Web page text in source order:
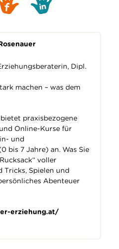
Dipl.
machen – was dem
praxisbezogene
Online-Kurse für
und
bis 7 Jahre) an. Was Sie
voller
Tricks, Spielen und
Abenteuer
erziehung.at/